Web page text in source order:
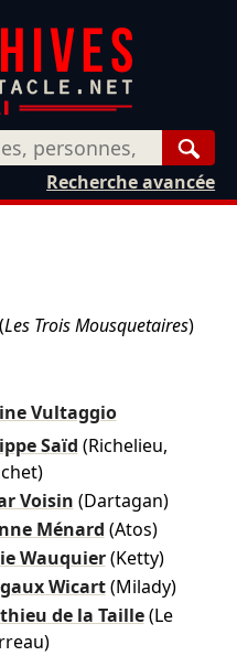
Recherche avancée
Les Trois Mousquetaires)
Vultaggio
Saïd (Richelieu,
Voisin (Dartagan)
Ménard (Atos)
Wauquier (Ketty)
Wicart (Milady)
de la Taille (Le